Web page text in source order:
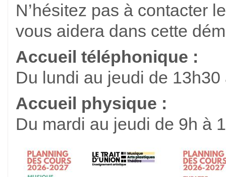
N’hésitez pas à contacter
vous aidera dans cette
Accueil téléphonique :
Du lundi au jeudi de 13h30
Accueil physique :
Du mardi au jeudi de 9h à